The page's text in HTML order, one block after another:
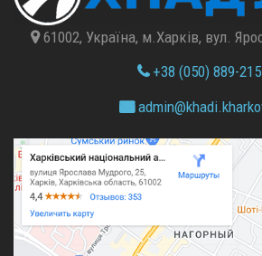
61002, Україна, м.Харків, вул.
+38 (050) 889-
admin@